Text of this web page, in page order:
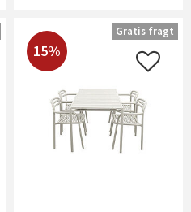
15%
Gratis fragt